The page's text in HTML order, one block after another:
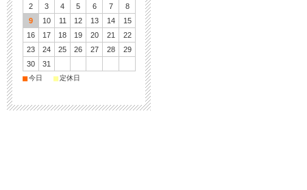
2
3 4 5 6 7
8
9
10 11 12 13 14
15
16
17 18 19 20 21
22
23
24 25 26 27 28
29
30
31
■今日 ■定休日